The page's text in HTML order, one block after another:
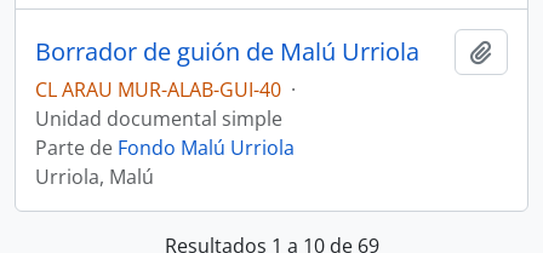
Borrador de guión de Malú Urriola
CL ARAU MUR-ALAB-GUI-40 ·
Unidad documental simple
Parte de Fondo Malú Urriola
Urriola, Malú
Resultados 1 a 10 de 69